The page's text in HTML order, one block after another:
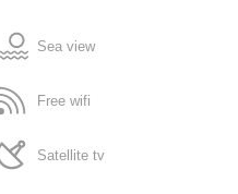
Sea view
Free wifi
Satellite tv